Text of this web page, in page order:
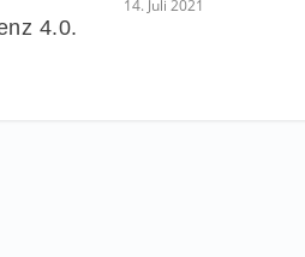
4.0.
14. Juli 2021